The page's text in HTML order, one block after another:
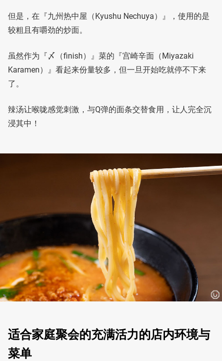
但是，在『九州热中屋（Kyushu Nechuya）』，使用的是
较粗且有嚼劲的炒面。
虽然作为『〆（finish）』菜的『宫崎辛面（Miyazaki
Karamen）』看起来份量较多，但一旦开始吃就停不下来
了。
辣汤让喉咙感觉刺激，与Q弹的面条交替食用，让人完全沉
浸其中！
适合家庭聚会的充满活力的店内环境与
菜单